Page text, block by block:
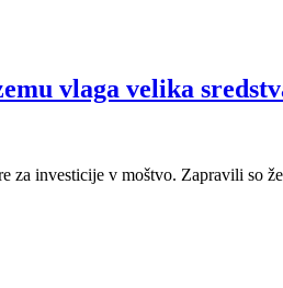
vlaga velika
za investicije v moštvo. Zapravili so